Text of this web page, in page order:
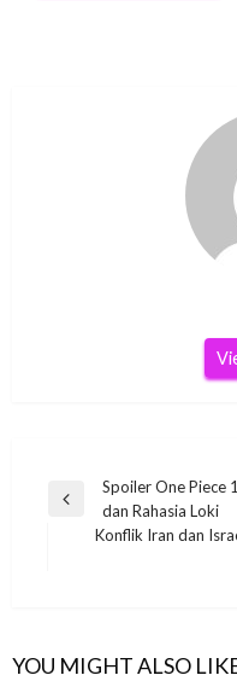
Post
navigation
Previous
Spoiler One Piece
dan Rahasia Loki
Konflik Iran dan
YOU MIGHT ALSO